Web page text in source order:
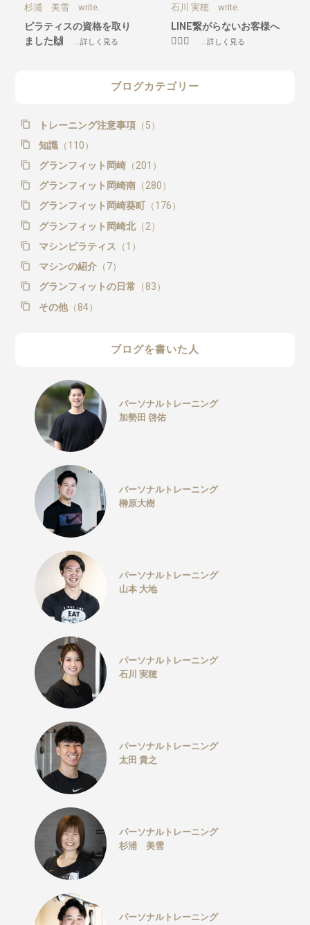
杉浦 美雪 write.
ピラティスの資格を取り
ました🙌
…詳しく見る
石川 実穂 write.
LINE繋がらないお客様へ
🙇🏼‍♀️
…詳しく見る
ブログカテゴリー
トレーニング注意事項（5）
知識（110）
グランフィット岡崎（201）
グランフィット岡崎南（280）
グランフィット岡崎葵町（176）
グランフィット岡崎北（2）
マシンピラティス （1）
マシンの紹介（7）
グランフィットの日常 （83）
その他（84）
ブログを書いた人
パーソナルトレーニング
加勢田 啓佑
パーソナルトレーニング
榊原大樹
パーソナルトレーニング
山本 大地
パーソナルトレーニング
石川 実穂
パーソナルトレーニング
太田 貴之
パーソナルトレーニング
杉浦 美雪
パーソナルトレーニング